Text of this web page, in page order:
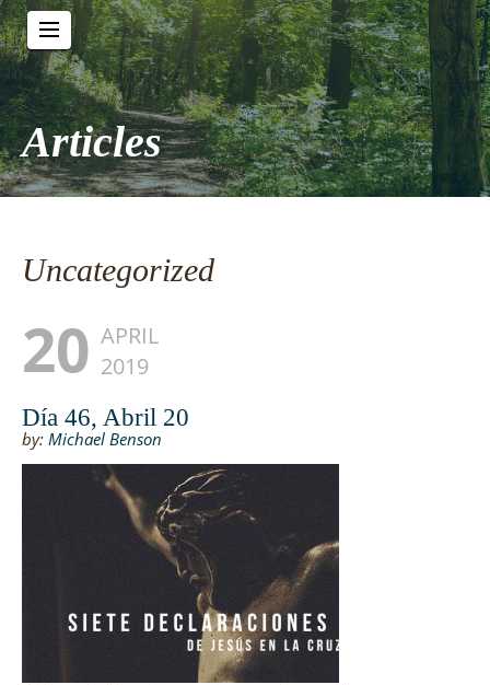
Articles
Uncategorized
20 APRIL
2019
Día 46, Abril 20
by: Michael Benson